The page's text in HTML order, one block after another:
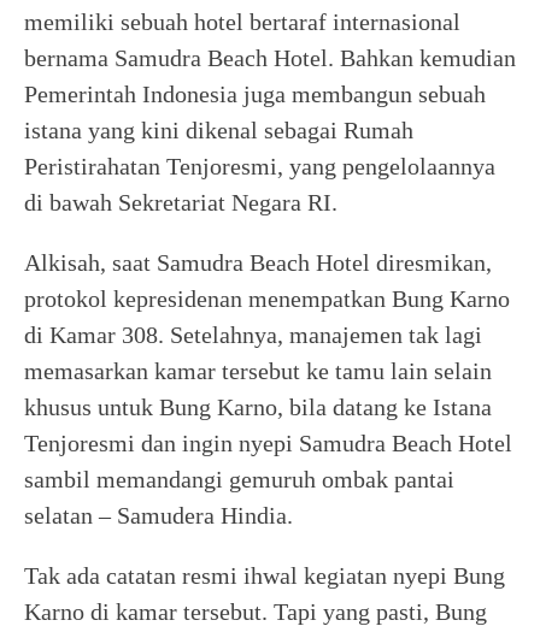
memiliki sebuah hotel bertaraf internasional
bernama Samudra Beach Hotel. Bahkan kemudian
Pemerintah Indonesia juga membangun sebuah
istana yang kini dikenal sebagai Rumah
Peristirahatan Tenjoresmi, yang pengelolaannya
di bawah Sekretariat Negara RI.
Alkisah, saat Samudra Beach Hotel diresmikan,
protokol kepresidenan menempatkan Bung Karno
di Kamar 308. Setelahnya, manajemen tak lagi
memasarkan kamar tersebut ke tamu lain selain
khusus untuk Bung Karno, bila datang ke Istana
Tenjoresmi dan ingin nyepi Samudra Beach Hotel
sambil memandangi gemuruh ombak pantai
selatan – Samudera Hindia.
Tak ada catatan resmi ihwal kegiatan nyepi Bung
Karno di kamar tersebut. Tapi yang pasti, Bung